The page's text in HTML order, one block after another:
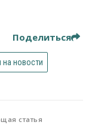
Поделиться
на новости
статья